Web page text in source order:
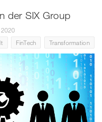
der SIX Group
FinTech Transformation